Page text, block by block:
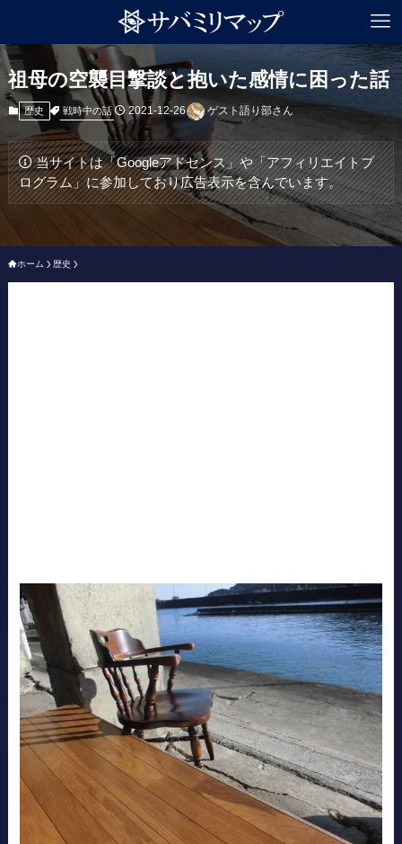
祖母の空襲目撃談と抱いた感情に困った話
歴史 戦時中の話 2021-12-26 ゲスト語り部さん
当サイトは「Googleアドセンス」や「アフィリエイトプ
ログラム」に参加しており広告表示を含んでいます。
ホーム 歴史